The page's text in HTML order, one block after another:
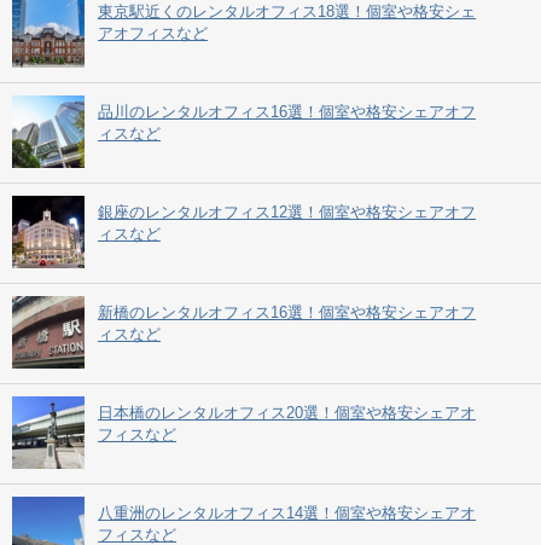
東京駅近くのレンタルオフィス18選！個室や格安シェ
アオフィスなど
品川のレンタルオフィス16選！個室や格安シェアオフ
ィスなど
銀座のレンタルオフィス12選！個室や格安シェアオフ
ィスなど
新橋のレンタルオフィス16選！個室や格安シェアオフ
ィスなど
日本橋のレンタルオフィス20選！個室や格安シェアオ
フィスなど
八重洲のレンタルオフィス14選！個室や格安シェアオ
フィスなど